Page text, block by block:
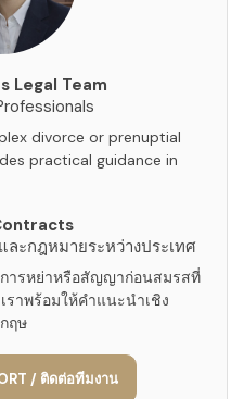
Legal Team
divorce or prenuptial
practical guidance in
ะกฎหมายระหว่างประเทศ
ารหย่าหรือสัญญาก่อนสมรสที่
าพร้อมให้คำแนะนำเชิง
ฤษ
/ ติดต่อทีมงาน